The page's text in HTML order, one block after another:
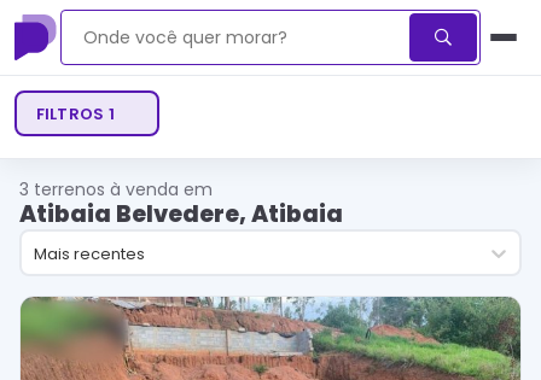
FILTROS 1
3 terrenos à venda em
Atibaia Belvedere, Atibaia
Mais recentes